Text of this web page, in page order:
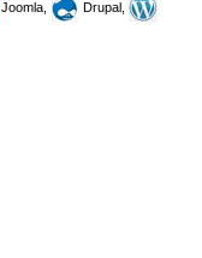
Joomla,
Drupal,